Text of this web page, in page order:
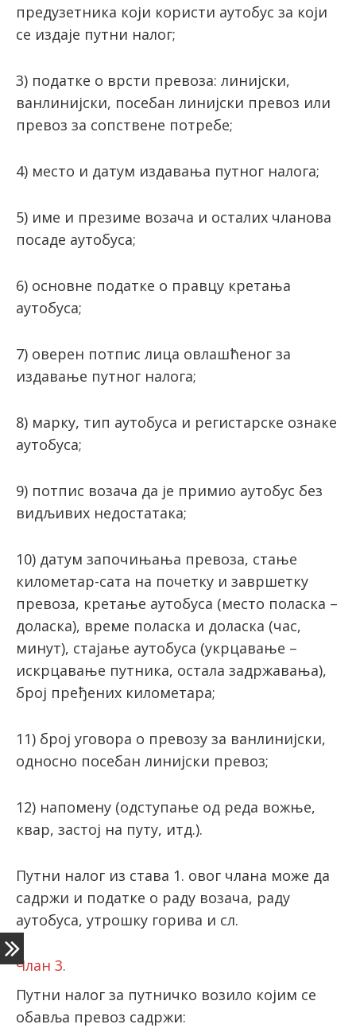
предузетника који користи аутобус за који
се издаје путни налог;
3) податке о врсти превоза: линијски,
ванлинијски, посебан линијски превоз или
превоз за сопствене потребе;
4) место и датум издавања путног налога;
5) име и презиме возача и осталих чланова
посаде аутобуса;
6) основне податке о правцу кретања
аутобуса;
7) оверен потпис лица овлашћеног за
издавање путног налога;
8) марку, тип аутобуса и регистарске ознаке
аутобуса;
9) потпис возача да је примио аутобус без
видљивих недостатака;
10) датум започињања превоза, стање
километар-сата на почетку и завршетку
превоза, кретање аутобуса (место поласка –
доласка), време поласка и доласка (час,
минут), стајање аутобуса (укрцавање –
искрцавање путника, остала задржавања),
број пређених километара;
11) број уговора о превозу за ванлинијски,
односно посебан линијски превоз;
12) напомену (одступање од реда вожње,
квар, застој на путу, итд.).
Путни налог из става 1. овог члана може да
садржи и податке о раду возача, раду
аутобуса, утрошку горива и сл.
Члан 3.
Путни налог за путничко возило којим се
обавља превоз садржи: